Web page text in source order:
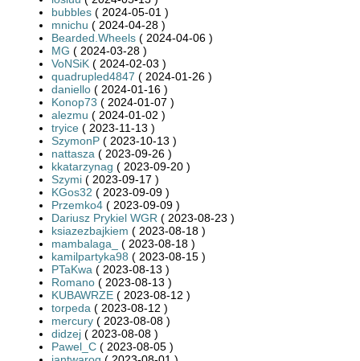
bubbles ( 2024-05-01 )
mnichu ( 2024-04-28 )
Bearded.Wheels ( 2024-04-06 )
MG ( 2024-03-28 )
VoNSiK ( 2024-02-03 )
quadrupled4847 ( 2024-01-26 )
daniello ( 2024-01-16 )
Konop73 ( 2024-01-07 )
alezmu ( 2024-01-02 )
tryice ( 2023-11-13 )
SzymonP ( 2023-10-13 )
nattasza ( 2023-09-26 )
kkatarzynag ( 2023-09-20 )
Szymi ( 2023-09-17 )
KGos32 ( 2023-09-09 )
Przemko4 ( 2023-09-09 )
Dariusz Prykiel WGR ( 2023-08-23 )
ksiazezbajkiem ( 2023-08-18 )
mambalaga_
( 2023-08-18 )
kamilpartyka98 ( 2023-08-15 )
PTaKwa ( 2023-08-13 )
Romano ( 2023-08-13 )
KUBAWRZE ( 2023-08-12 )
torpeda ( 2023-08-12 )
mercury ( 2023-08-08 )
didzej ( 2023-08-08 )
Pawel_C ( 2023-08-05 )